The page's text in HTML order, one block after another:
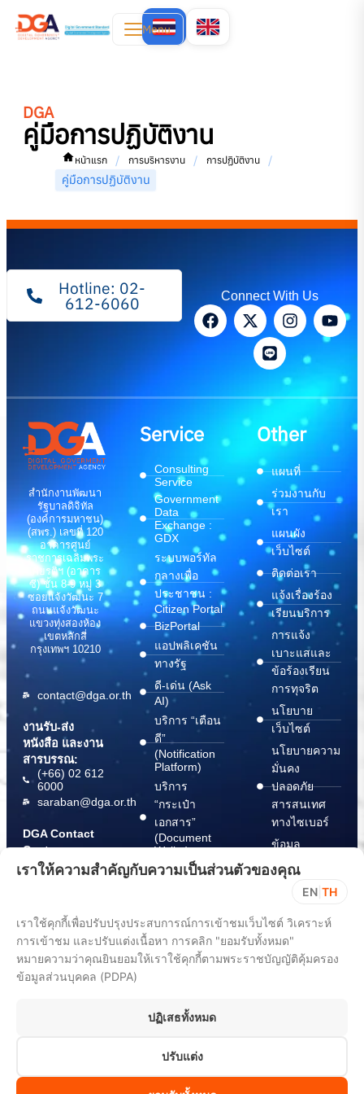
Menu
DGA
คู่มือการปฏิบัติงาน
หน้าแรก / การบริหารงาน / การปฏิบัติงาน
/
คู่มือการปฏิบัติงาน
Hotline: 02-
612-6060 Connect With Us
สำนักงานพัฒนา
รัฐบาลดิจิทัล
(องค์การมหาชน)
(สพร.) เลขที่ 120
อาคารศูนย์
ราชการเฉลิมพระ
เกียรติฯ (อาคาร
ซี) ชั้น 8-9 หมู่ 3
ซอยแจ้งวัฒนะ 7
ถนนแจ้งวัฒนะ
แขวงทุ่งสองห้อง
เขตหลักสี่
กรุงเทพฯ 10210
contact@dga.or.th
งานรับ-ส่ง
หนังสือ และงาน
สารบรรณ:
(+66) 02 612
6000
saraban@dga.or.th
DGA Contact
Center:
(+66) 02 612
6060
Service
Consulting
Service
Government
Data
Exchange :
GDX
ระบบพอร์ทัล
กลางเพื่อ
ประชาชน :
Citizen Portal
BizPortal
แอปพลิเคชัน
ทางรัฐ
ดี-เด่น (Ask
AI)
บริการ “เตือน
ดี”
(Notification
Platform)
บริการ
“กระเป๋า
เอกสาร”
(Document
Wallet)
Other
แผนที่
ร่วมงานกับ
เรา
แผนผัง
เว็บไซต์
ติดต่อเรา
แจ้งเรื่องร้อง
เรียนบริการ
การแจ้ง
เบาะแสและ
ข้อร้องเรียน
การทุจริต
นโยบาย
เว็บไซต์
นโยบายความ
มั่นคง
ปลอดภัย
สารสนเทศ
ทางไซเบอร์
ข้อมูล
ปฏิบัติตาม
พ.ร.บ. การ
ปฏิบัติราชการ
ทาง
อิเล็กทรอนิกส์
พ.ศ. 2565
All rights reserved 2025. Digital Government Development Agency
เราให้ความสำคัญกับความเป็นส่วนตัวของคุณ
EN TH
เราใช้คุกกี้เพื่อปรับปรุงประสบการณ์การเข้าชมเว็บไซต์ วิเคราะห์
การเข้าชม และปรับแต่งเนื้อหา การคลิก "ยอมรับทั้งหมด"
หมายความว่าคุณยินยอมให้เราใช้คุกกี้ตามพระราชบัญญัติคุ้มครอง
ข้อมูลส่วนบุคคล (PDPA)
ปฏิเสธทั้งหมด
ปรับแต่ง